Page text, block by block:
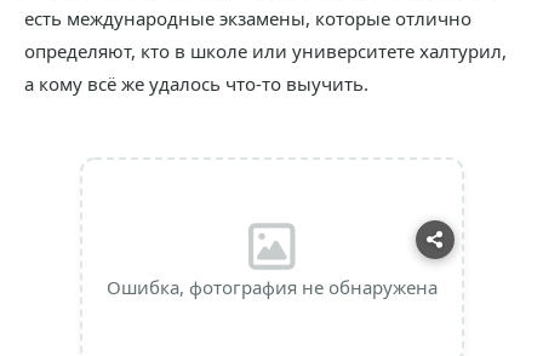
есть международные экзамены, которые отлично
определяют, кто в школе или университете халтурил,
а кому всё же удалось что-то выучить.
Ошибка, фотография не обнаружена